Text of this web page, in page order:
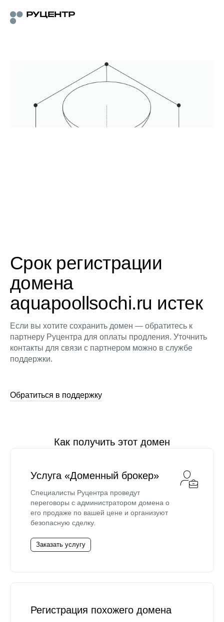
Срок регистрации
домена
aquapoollsochi.ru истек
Если вы хотите сохранить домен — обратитесь к
партнеру Руцентра для оплаты продления. Уточнить
контакты для связи с партнером можно в службе
поддержки.
Обратиться в поддержку
Как получить этот домен
Услуга «Доменный брокер»
Специалисты Руцентра проведут
переговоры с администратором домена о
его продаже по вашей цене и организуют
безопасную сделку.
Заказать услугу
Регистрация похожего домена